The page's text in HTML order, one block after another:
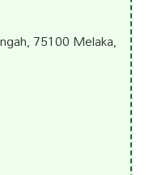
75100 Melaka,